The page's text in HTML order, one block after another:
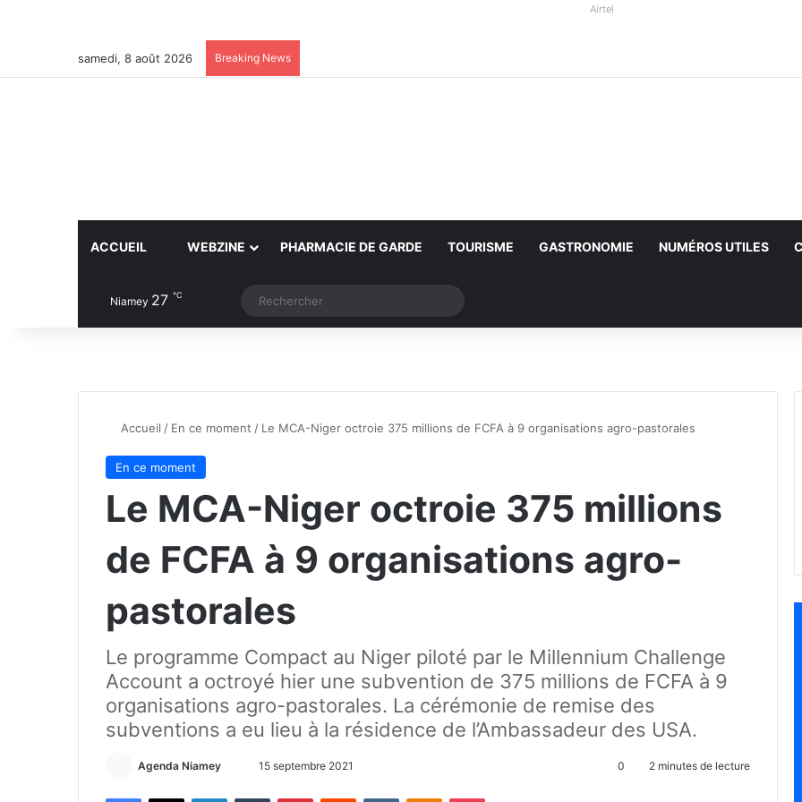
Airtel
samedi, 8 août 2026 Breaking News
ACCUEIL WEBZINE PHARMACIE DE GARDE TOURISME GASTRONOMIE NUMÉROS UTILES
Niamey 27 ℃ Article Aléatoire
Switch skin
Accueil / En ce moment / Le MCA-Niger octroie 375 millions de FCFA à 9 organisations agro-pastorales
En ce moment
Le MCA-Niger octroie 375 millions
de FCFA à 9 organisations agro-
pastorales
Le programme Compact au Niger piloté par le Millennium Challenge
Account a octroyé hier une subvention de 375 millions de FCFA à 9
organisations agro-pastorales. La cérémonie de remise des
subventions a eu lieu à la résidence de l’Ambassadeur des USA.
Agenda Niamey 15 septembre 2021 0 2 minutes de lecture